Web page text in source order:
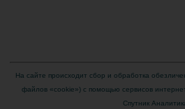
На сайте происходит сбор и обработка
файлов «cookie») с помощью сервисов
Спутник